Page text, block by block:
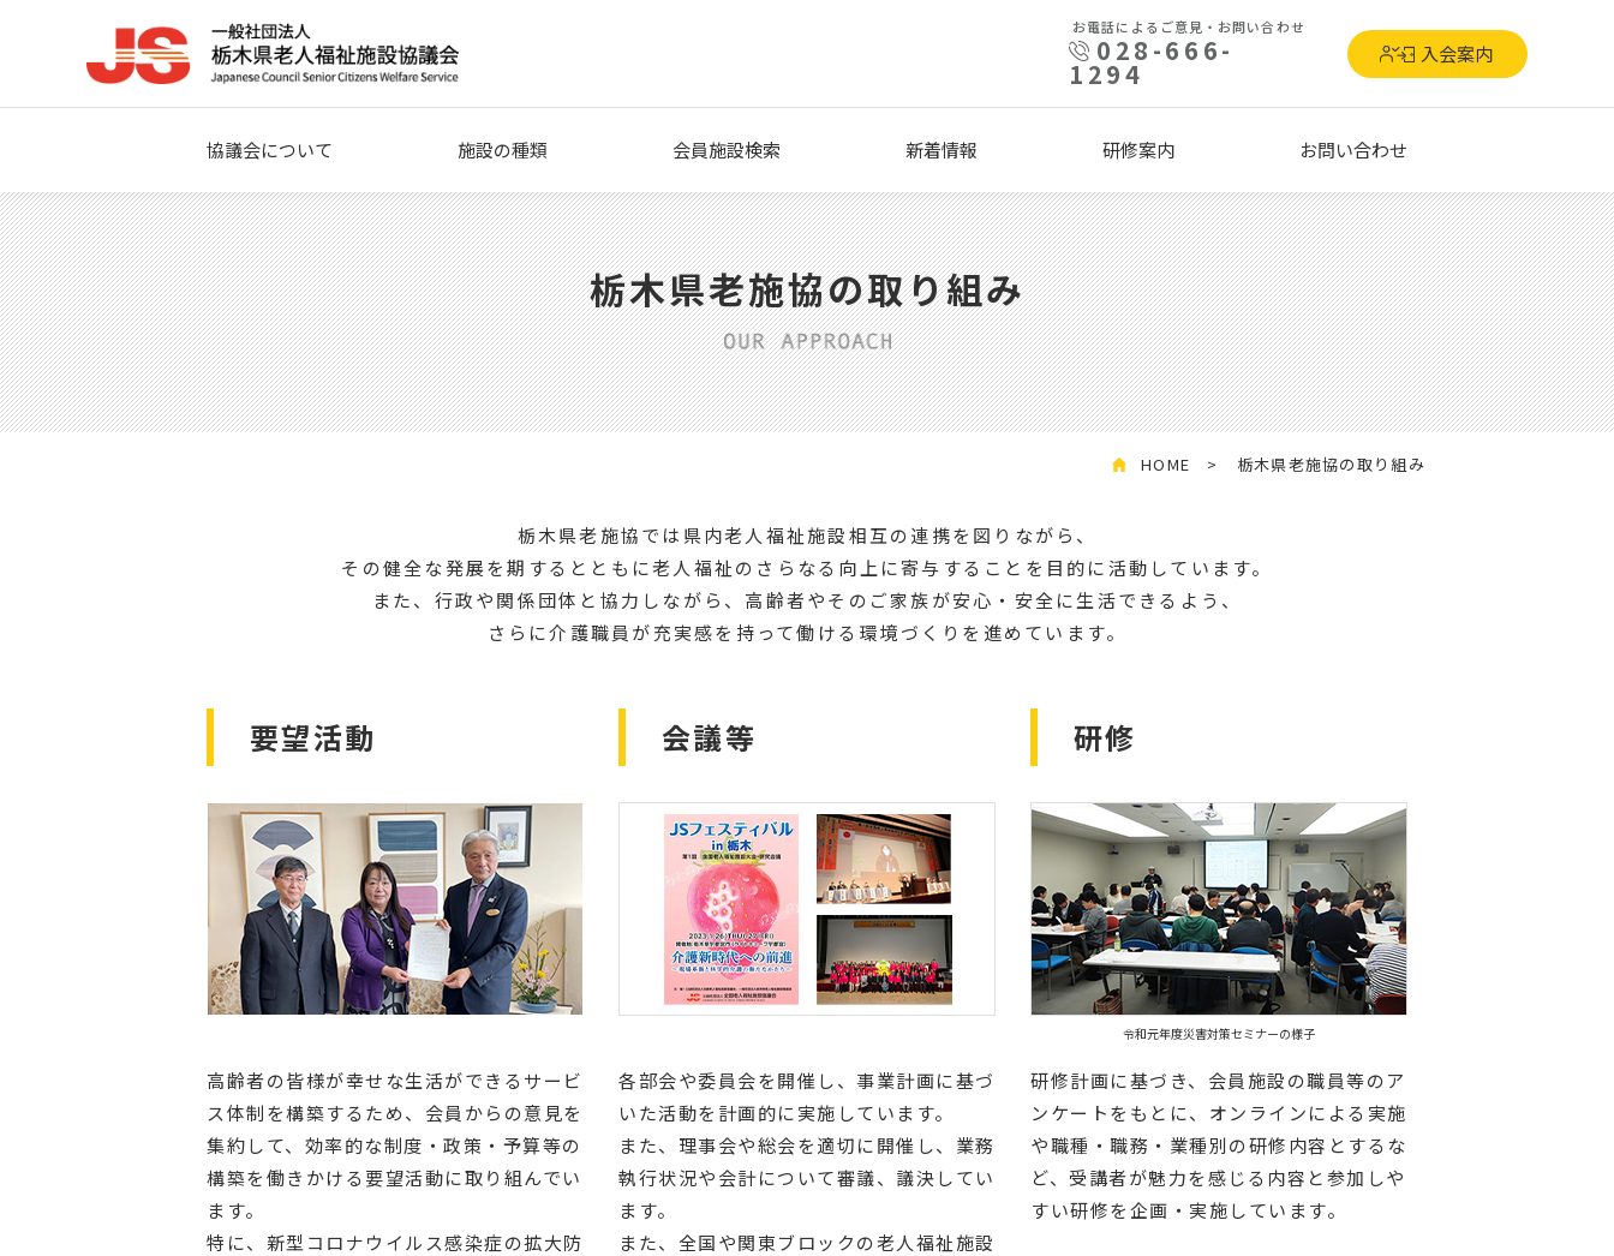
協議会について 施設の種類 会員施設検索 新着情報 研修案内 お問い合わせ
お電話によるご意見・お問い合わせ
028-666-
1294
入会案内
栃木県老施協の取り組み
HOME 栃木県老施協の取り組み
栃木県老施協では県内老人福祉施設相互の連携を図りながら、
その健全な発展を期するとともに老人福祉のさらなる向上に寄与することを目的に活動しています。
また、行政や関係団体と協力しながら、高齢者やそのご家族が安心・安全に生活できるよう、
さらに介護職員が充実感を持って働ける環境づくりを進めています。
要望活動
高齢者の皆様が幸せな生活ができるサービ
ス体制を構築するため、会員からの意見を
集約して、効率的な制度・政策・予算等の
構築を働きかける要望活動に取り組んでい
ます。
特に、新型コロナウイルス感染症の拡大防
会議等
各部会や委員会を開催し、事業計画に基づ
いた活動を計画的に実施しています。
また、理事会や総会を適切に開催し、業務
執行状況や会計について審議、議決してい
ます。
また、全国や関東ブロックの老人福祉施設
研修
令和元年度災害対策セミナーの様子
研修計画に基づき、会員施設の職員等のア
ンケートをもとに、オンラインによる実施
や職種・職務・業種別の研修内容とするな
ど、受講者が魅力を感じる内容と参加しや
すい研修を企画・実施しています。